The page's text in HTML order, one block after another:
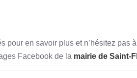
pour en savoir plus et n’hésitez
Facebook de la mairie de Saint-